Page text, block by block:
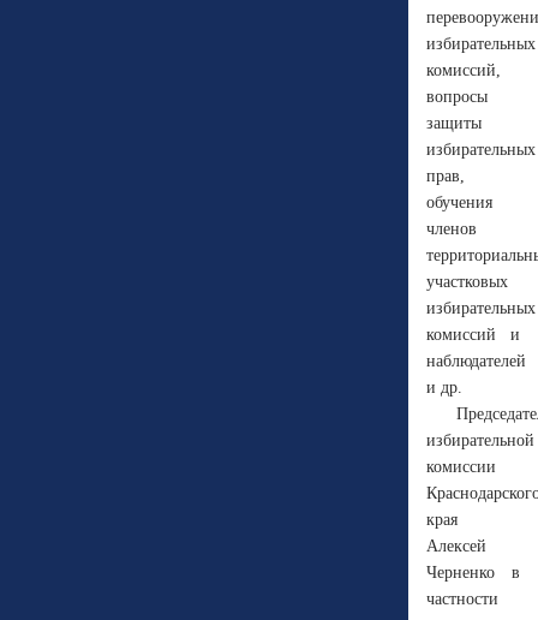
избирательных
комиссий,
вопросы
защиты
избирательных
прав,
обучения
членов
участковых
избирательных
комиссий и
наблюдателей
и др.
избирательной
комиссии
края
Алексей
Черненко в
частности